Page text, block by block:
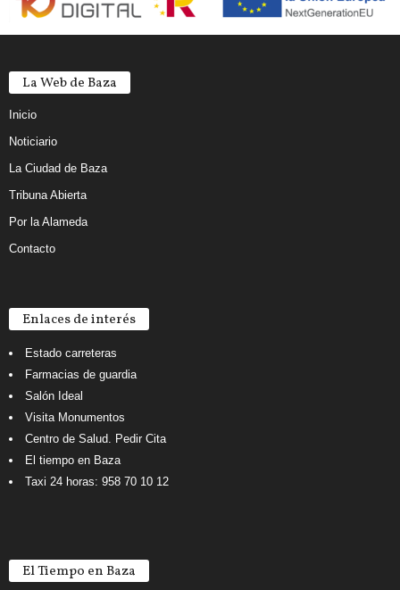
La Web de Baza
Inicio
Noticiario
La Ciudad de Baza
Tribuna Abierta
Por la Alameda
Contacto
Enlaces de interés
Estado carreteras
Farmacias de guardia
Salón Ideal
Visita Monumentos
Centro de Salud. Pedir Cita
El tiempo en Baza
Taxi 24 horas: 958 70 10 12
El Tiempo en Baza